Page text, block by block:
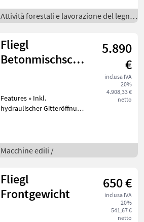
Schlagschrauber bis 800Nm
Spreizkraft ca. 20to ½ Zoll
Attività forestali e lavorazione del legno
/
Fliegl
Betonmischschaufel
5.890
€
inclusa IVA
20%
4.908,33 €
netto
Features » Inkl.
hydraulischer Gitteröffnung
öffnen von Zementsäcken »
Hochverschleißfeste
Macchine edili /
Fliegl
Frontgewicht
650 €
inclusa IVA
20%
541,67 €
netto